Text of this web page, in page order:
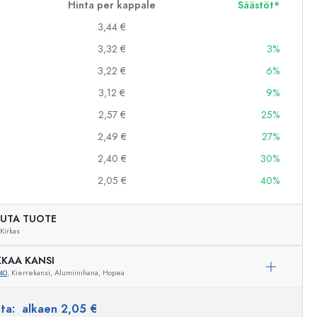
Hinta per kappale
Säästöt*
3,44 €
3,32 €
3%
3,22 €
6%
3,12 €
9%
2,57 €
25%
2,49 €
27%
2,40 €
30%
2,05 € 40%
TUOTE
Kirkas
KANSI
, Kierrekansi, Alumiinihana, Hopea
alkaen 2,05 €